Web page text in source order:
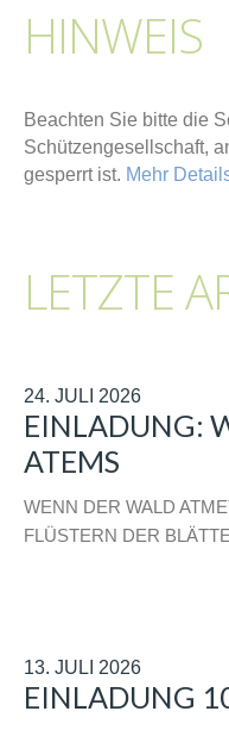
HINWEIS
Beachten Sie bitte die
Schützengesellschaft,
gesperrt ist. Mehr
LETZTE
24. JULI 2026
EINLADUNG:
ATEMS
WENN DER WALD
FLÜSTERN DER
13. JULI 2026
EINLADUNG